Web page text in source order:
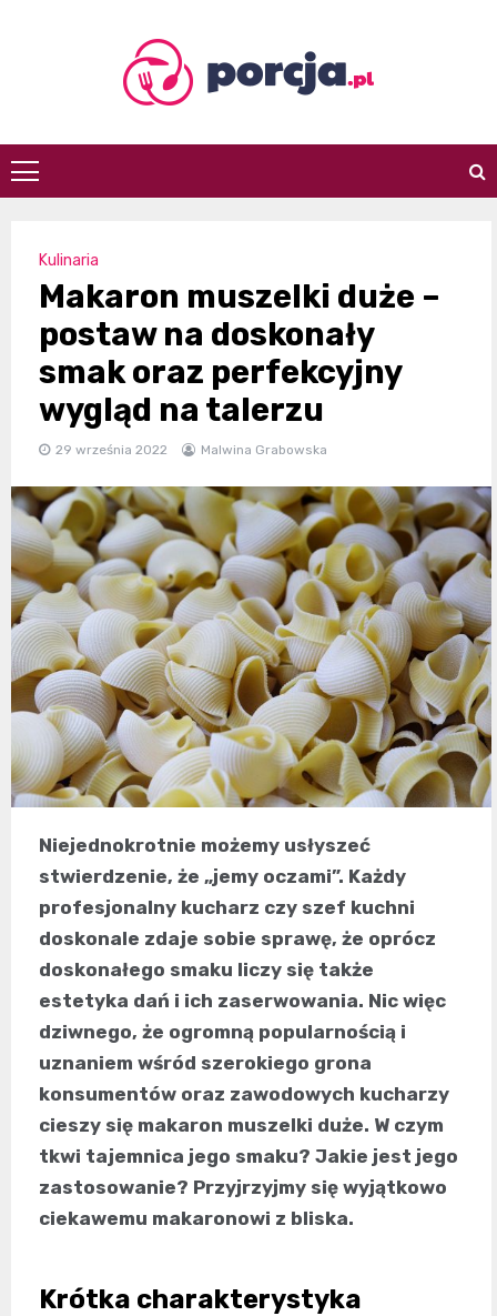
porcja.pl
Kulinaria
Makaron muszelki duże –
postaw na doskonały
smak oraz perfekcyjny
wygląd na talerzu
29 września 2022 Malwina Grabowska
Niejednokrotnie możemy usłyszeć
stwierdzenie, że „jemy oczami”. Każdy
profesjonalny kucharz czy szef kuchni
doskonale zdaje sobie sprawę, że oprócz
doskonałego smaku liczy się także
estetyka dań i ich zaserwowania. Nic więc
dziwnego, że ogromną popularnością i
uznaniem wśród szerokiego grona
konsumentów oraz zawodowych kucharzy
cieszy się makaron muszelki duże. W czym
tkwi tajemnica jego smaku? Jakie jest jego
zastosowanie? Przyjrzyjmy się wyjątkowo
ciekawemu makaronowi z bliska.
Krótka charakterystyka